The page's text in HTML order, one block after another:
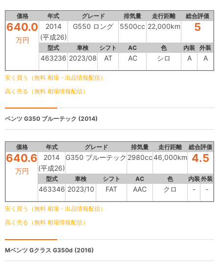
価格 年式 グレード 排気量 走行距離 総合評価
640.0
万円
2014
(平成26)
G550 ロング 5500cc 22,000km 5
型式 車検 シフト AC 色 内装 外装
463236 2023/08 AT AC シロ A A
安く買う（無料 相場・出品情報配信）
高く売る（無料 相場情報配信）
ベンツ G350 ブルーテック (2014)
価格 年式 グレード 排気量 走行距離 総合評価
640.6
万円
2014
(平成26)
G350 ブルーテック 2980cc46,000km 4.5
型式 車検 シフト AC 色 内装外装
463346 2023/10 FAT AAC クロ - -
安く買う（無料 相場・出品情報配信）
高く売る（無料 相場情報配信）
Mベンツ Gクラス G350d (2016)